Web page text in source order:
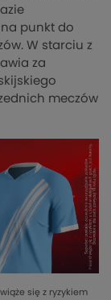
punkt do
W starciu z
za
meczów
się z ryzykiem